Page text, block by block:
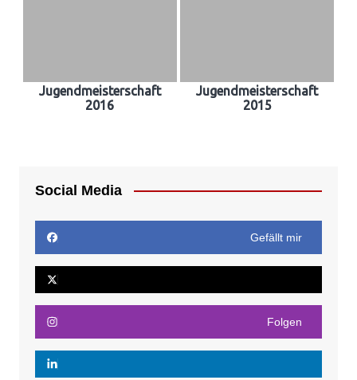
Jugendmeisterschaft
2016
Jugendmeisterschaft
2015
Social Media
Gefällt mir
Folgen